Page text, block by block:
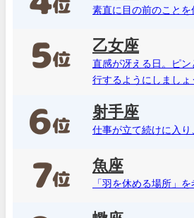
素直に目の前のことを
乙女座
直感が冴える日。ピ
行するようにしましょ
射手座
仕事が立て続けに入り
魚座
「羽を休める場所」